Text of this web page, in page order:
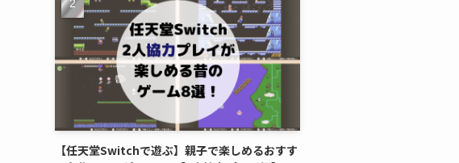
【任天堂Switchで遊ぶ】親子で楽しめるおすす